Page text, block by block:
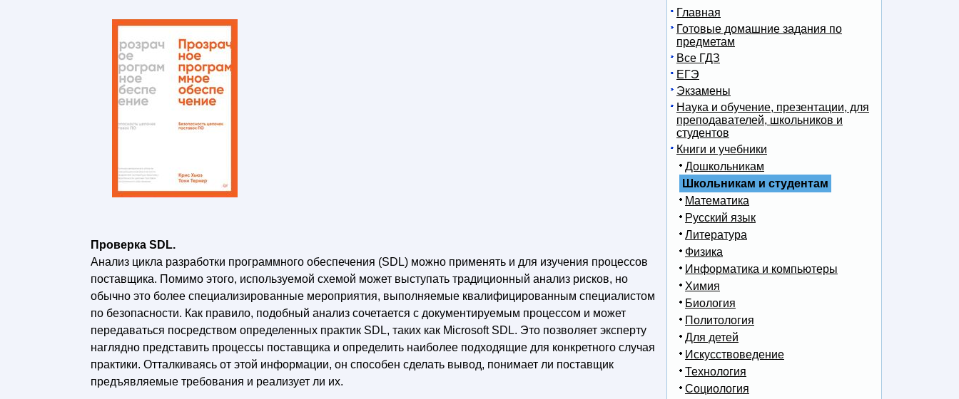
Проверка SDL.
Анализ цикла разработки программного обеспечения (SDL) можно применять и для изучения процессов
поставщика. Помимо этого, используемой схемой может выступать традиционный анализ рисков, но
обычно это более специализированные мероприятия, выполняемые квалифицированным специалистом
по безопасности. Как правило, подобный анализ сочетается с документируемым процессом и может
передаваться посредством определенных практик SDL, таких как Microsoft SDL. Это позволяет эксперту
наглядно представить процессы поставщика и определить наиболее подходящие для конкретного случая
практики. Отталкиваясь от этой информации, он способен сделать вывод, понимает ли поставщик
предъявляемые требования и реализует ли их.
Главная
Готовые домашние задания по
предметам
Все ГДЗ
ЕГЭ
Экзамены
Наука и обучение, презентации, для
преподавателей, школьников и
студентов
Книги и учебники
Дошкольникам
Школьникам и студентам
Математика
Русский язык
Литература
Физика
Информатика и компьютеры
Химия
Биология
Политология
Для детей
Искусствоведение
Технология
Социология